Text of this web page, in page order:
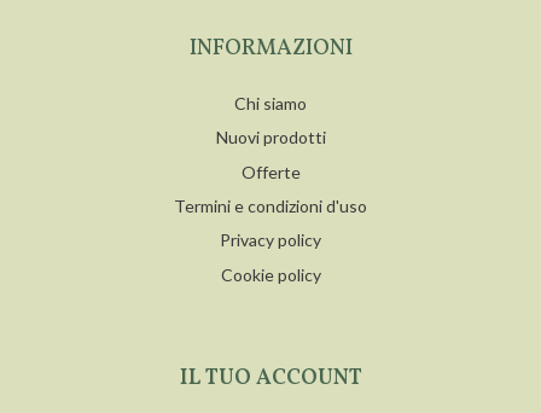
INFORMAZIONI
Chi siamo
Nuovi prodotti
Offerte
Termini e condizioni d'uso
Privacy policy
Cookie policy
IL TUO ACCOUNT